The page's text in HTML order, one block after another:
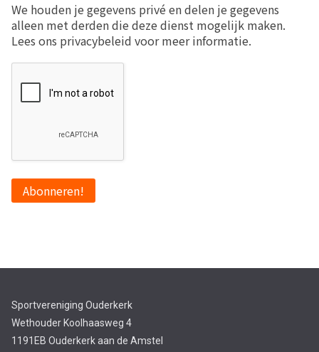
We houden je gegevens privé en delen je gegevens
alleen met derden die deze dienst mogelijk maken.
Lees ons privacybeleid voor meer informatie.
Sportvereniging Ouderkerk
Wethouder Koolhaasweg 4
1191EB Ouderkerk aan de Amstel